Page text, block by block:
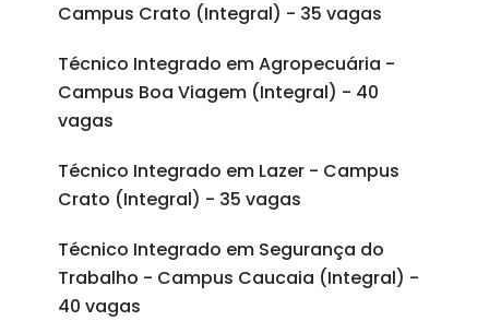
Campus Crato (Integral) - 35 vagas
Técnico Integrado em Agropecuária -
Campus Boa Viagem (Integral) - 40
vagas
Técnico Integrado em Lazer - Campus
Crato (Integral) - 35 vagas
Técnico Integrado em Segurança do
Trabalho - Campus Caucaia (Integral) -
40 vagas